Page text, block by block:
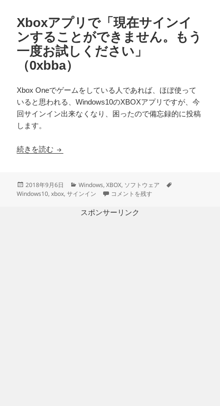
Xboxアプリで「現在サインイ
ンすることができません。もう
一度お試しください」
（0xbba）
Xbox Oneでゲームをしている人であれば、ほぼ使って
いると思われる、Windows10のXBOXアプリですが、今
回サインイン出来なくなり、困ったので備忘録的に投稿
します。
続きを読む Xboxアプリで「現在サインインすることができ
投
稿
2018年9月6日
カ
テ
リ
Windows,XBOX, ソフトウェア
Windows10,xbox,サインイン Xboxアプリで「現在サインインするこ
コメントを残す
スポンサーリンク